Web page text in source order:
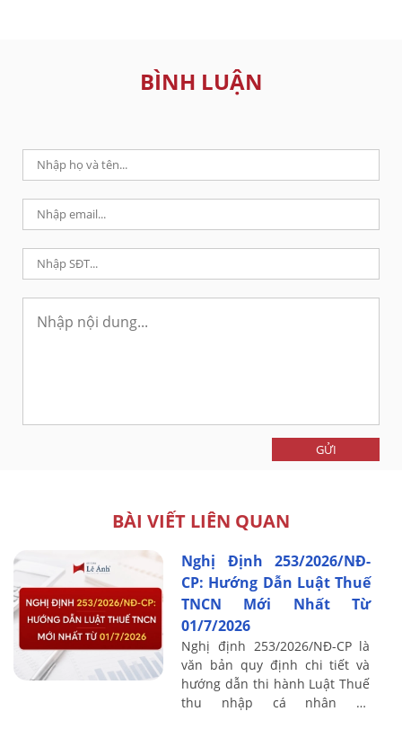
BÌNH LUẬN
GỬI
BÀI VIẾT LIÊN QUAN
Nghị Định 253/2026/NĐ-
CP: Hướng Dẫn Luật Thuế
TNCN Mới Nhất Từ
01/7/2026
Nghị định 253/2026/NĐ-CP là
văn bản quy định chi tiết và
hướng dẫn thi hành Luật Thuế
thu nhập cá nhân số